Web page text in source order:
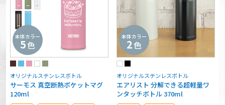
本体カラー
5色
オリジナルステンレスボトル
サーモス 真空断熱ポケットマグ
120ml
本体カラー
2色
オリジナルステンレスボトル
エアリスト 分解できる超軽量ワ
ンタッチボトル 370ml